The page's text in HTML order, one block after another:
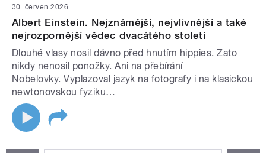
30. červen 2026
Albert Einstein. Nejznámější, nejvlivnější a také
nejrozpornější vědec dvacátého století
Dlouhé vlasy nosil dávno před hnutím hippies. Zato
nikdy nenosil ponožky. Ani na přebírání
Nobelovky. Vyplazoval jazyk na fotografy i na klasickou
newtonovskou fyziku…